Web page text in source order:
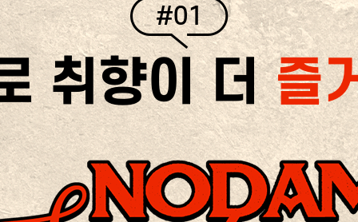
#01
취향이 더즐